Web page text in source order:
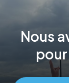
Nous
pour